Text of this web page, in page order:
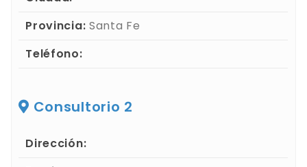
Provincia: Santa Fe
Teléfono:
Consultorio 2
Dirección: